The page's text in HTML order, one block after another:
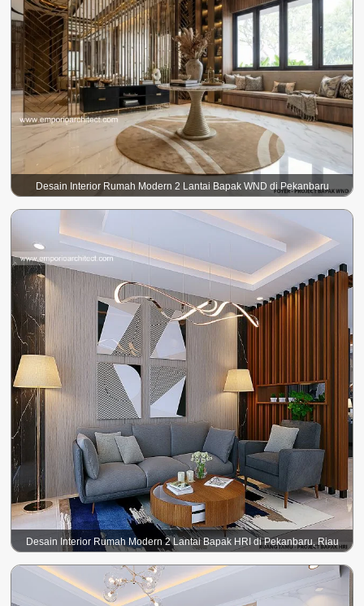
Desain Interior Rumah Modern 2 Lantai Bapak WND di Pekanbaru
Desain Interior Rumah Modern 2 Lantai Bapak HRI di Pekanbaru, Riau